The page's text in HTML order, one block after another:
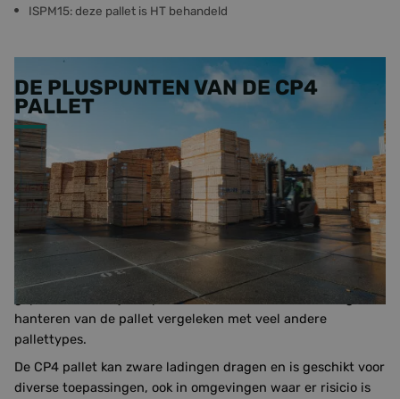
ISPM15: deze pallet is HT behandeld
DE PLUSPUNTEN VAN DE CP4
PALLET
De CP4 houtpallet is een robuuste blokpallet, ideaal voor
zwaardere industriële toepassingen. In plaats van
dwarsbalken heeft de CP4 pallet sterke blokken, waardoor
er openingen zijn aan alle vier de zijden. Dit ontwerp maakt
het mogelijk om de pallet vanaf elke kant eenvoudig met
een heftruck op te tillen. Daarnaast kan een pompwagen
handmatig vanaf twee zijden onder de pallet worden
geplaatst, dankzij de open onderkant. Dit vereenvoudigt het
hanteren van de pallet vergeleken met veel andere
pallettypes.
De CP4 pallet kan zware ladingen dragen en is geschikt voor
diverse toepassingen, ook in omgevingen waar er risicio is